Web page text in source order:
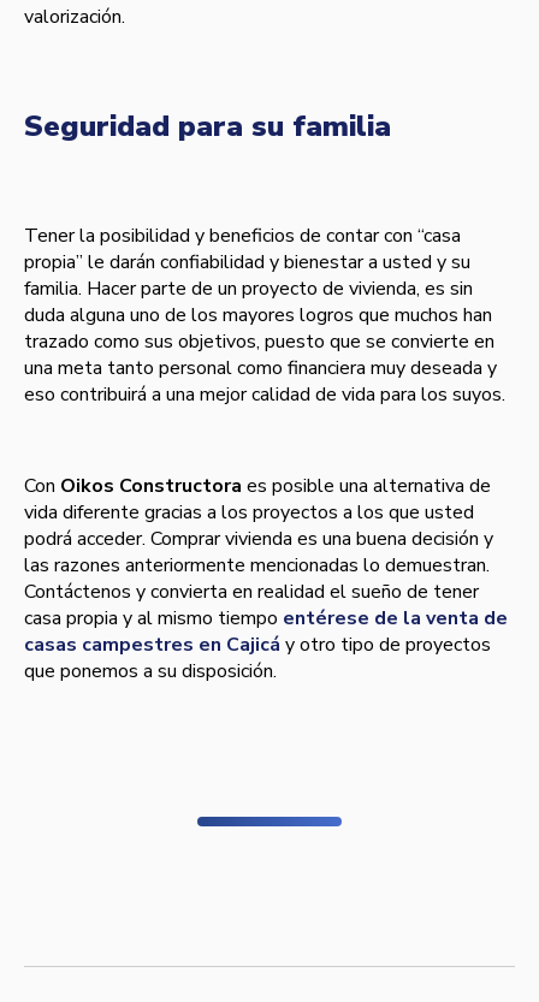
valorización.
Seguridad para su familia
Tener la posibilidad y beneficios de contar con “casa
propia” le darán confiabilidad y bienestar a usted y su
familia. Hacer parte de un proyecto de vivienda, es sin
duda alguna uno de los mayores logros que muchos han
trazado como sus objetivos, puesto que se convierte en
una meta tanto personal como financiera muy deseada y
eso contribuirá a una mejor calidad de vida para los suyos.
Con Oikos Constructora es posible una alternativa de
vida diferente gracias a los proyectos a los que usted
podrá acceder. Comprar vivienda es una buena decisión y
las razones anteriormente mencionadas lo demuestran.
Contáctenos y convierta en realidad el sueño de tener
casa propia y al mismo tiempo entérese de la venta de
casas campestres en Cajicá y otro tipo de proyectos
que ponemos a su disposición.